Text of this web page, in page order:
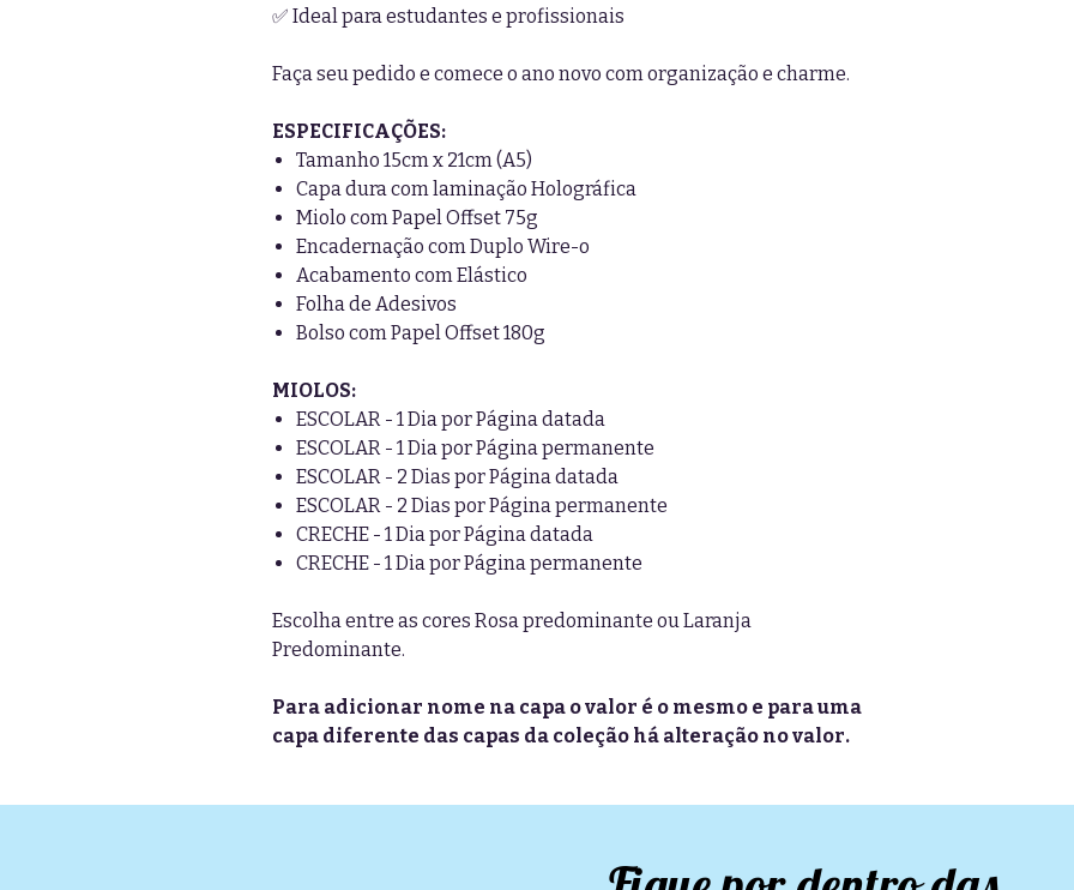
✅ Ideal para estudantes e profissionais
Faça seu pedido e comece o ano novo com organização e charme.
ESPECIFICAÇÕES:
Tamanho 15cm x 21cm (A5)
Capa dura com laminação Holográfica
Miolo com Papel Offset 75g
Encadernação com Duplo Wire-o
Acabamento com Elástico
Folha de Adesivos
Bolso com Papel Offset 180g
MIOLOS:
ESCOLAR - 1 Dia por Página datada
ESCOLAR - 1 Dia por Página permanente
ESCOLAR - 2 Dias por Página datada
ESCOLAR - 2 Dias por Página permanente
CRECHE - 1 Dia por Página datada
CRECHE - 1 Dia por Página permanente
Escolha entre as cores Rosa predominante ou Laranja
Predominante.
Para adicionar nome na capa o valor é o mesmo e para uma
capa diferente das capas da coleção há alteração no valor.